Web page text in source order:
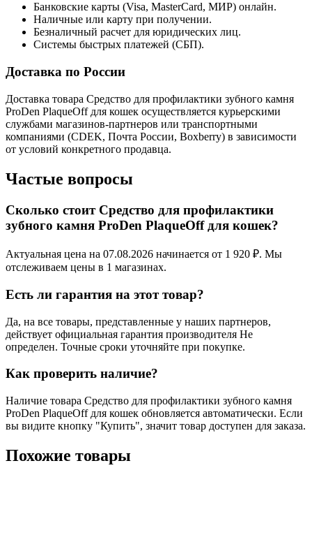
Банковские карты (Visa, MasterCard, МИР) онлайн.
Наличные или карту при получении.
Безналичный расчет для юридических лиц.
Системы быстрых платежей (СБП).
Доставка по России
Доставка товара Средство для профилактики зубного камня
ProDen PlaqueOff для кошек осуществляется курьерскими
службами магазинов-партнеров или транспортными
компаниями (CDEK, Почта России, Boxberry) в зависимости
от условий конкретного продавца.
Частые вопросы
Сколько стоит Средство для профилактики
зубного камня ProDen PlaqueOff для кошек?
Актуальная цена на 07.08.2026 начинается от 1 920 ₽. Мы
отслеживаем цены в 1 магазинах.
Есть ли гарантия на этот товар?
Да, на все товары, представленные у наших партнеров,
действует официальная гарантия производителя Не
определен. Точные сроки уточняйте при покупке.
Как проверить наличие?
Наличие товара Средство для профилактики зубного камня
ProDen PlaqueOff для кошек обновляется автоматически. Если
вы видите кнопку "Купить", значит товар доступен для заказа.
Похожие товары